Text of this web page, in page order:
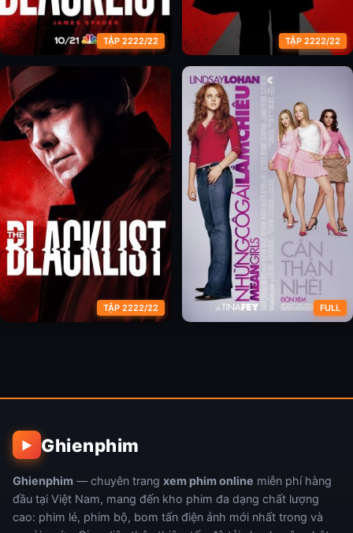
TẬP 2222/22
Danh Sách Đen (Phần 9)
TẬP 2222/22
Danh Sách Đen (Phần 10)
TẬP 2222/22 FULL
▶ Ghienphim
Ghienphim — chuyên trang xem phim online miễn phí hàng
đầu tại Việt Nam, mang đến kho phim đa dạng chất lượng
cao: phim lẻ, phim bộ, bom tấn điện ảnh mới nhất trong và